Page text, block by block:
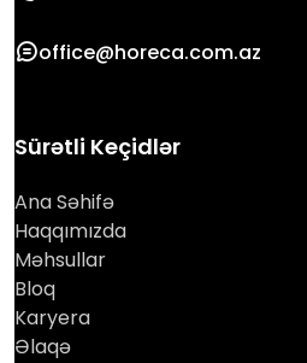
office@horeca.com.az
Sürətli Keçidlər
Ana Səhifə
Haqqımızda
Məhsullar
Bloq
Karyera
Əlaqə